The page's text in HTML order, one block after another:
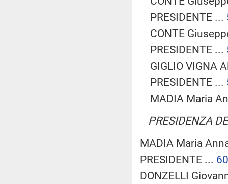
PRESIDENTE ...
CONTE
PRESIDENTE ...
GIGLIO VIGNA
PRESIDENTE ...
MADIA Maria
PRESIDENZA
MADIA Maria
PRESIDENTE ... 60
DONZELLI